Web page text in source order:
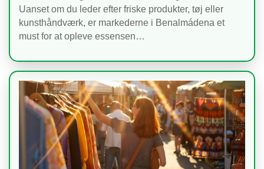
Uanset om du leder efter friske produkter, tøj eller
kunsthåndværk, er markederne i Benalmádena et
must for at opleve essensen…